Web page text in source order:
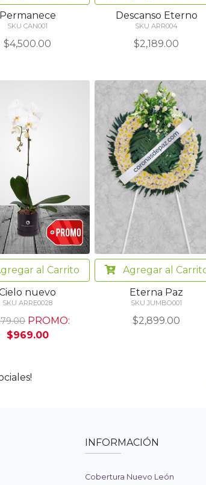
SKU CAN001
$4,500.00
Descanso Eterno
SKU ARR004
$2,189.00
al Carrito
nuevo
SKU ARRE0028
PROMO:
$969.00
Agregar al
Eterna Paz
SKU JUMBO001
$2,899.00
INFORMACIÓN
Cobertura Nuevo León